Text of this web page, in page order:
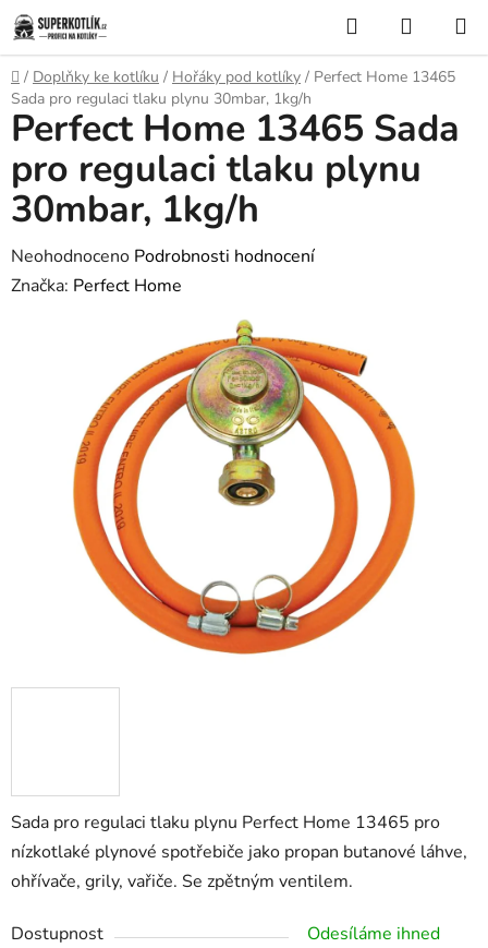
Přejít
na
obsah
Hledat
KOŠÍK
Domů
/ Doplňky ke kotlíku / Hořáky pod kotlíky / Perfect Home 13465
Sada pro regulaci tlaku plynu 30mbar, 1kg/h
Sada pro regulaci tlaku plynu Perfect Home 13465 pro
nízkotlaké plynové spotřebiče jako propan butanové láhve,
ohřívače, grily, vařiče. Se zpětným ventilem.
Dostupnost
Odesíláme ihned
Perfect Home 13465 Sada
pro regulaci tlaku plynu
30mbar, 1kg/h
Průměrné
hodnocení
hvězdiček.
Neohodnoceno Podrobnosti hodnocení
Značka: Perfect Home